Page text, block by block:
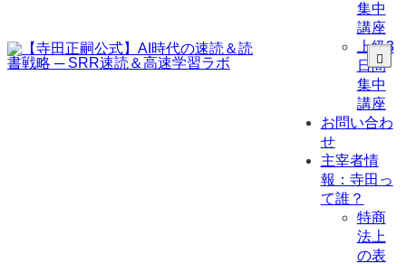
集中
講座
上級3
日間
集中
講座
お問い合わ
せ
主宰者情
報：寺田っ
て誰？
特商
法上
の表